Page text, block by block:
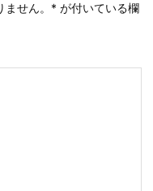
せん。 * が付いている欄